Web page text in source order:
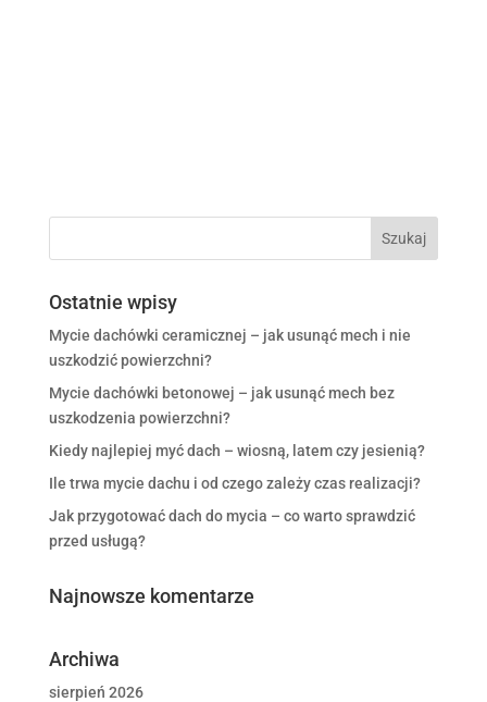
Ostatnie wpisy
Mycie dachówki ceramicznej – jak usunąć mech i nie
uszkodzić powierzchni?
Mycie dachówki betonowej – jak usunąć mech bez
uszkodzenia powierzchni?
Kiedy najlepiej myć dach – wiosną, latem czy jesienią?
Ile trwa mycie dachu i od czego zależy czas realizacji?
Jak przygotować dach do mycia – co warto sprawdzić
przed usługą?
Najnowsze komentarze
Archiwa
sierpień 2026